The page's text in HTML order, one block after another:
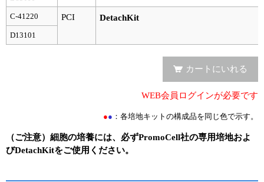
C-41220 PCI DetachKit
D13101
●● ：各培地キットの構成品を同じ色で示す。
カートにいれる
WEB会員ログインが必要です
（ご注意）細胞の培養には、必ずPromoCell社の専用培地およ
びDetachKitをご使用ください。